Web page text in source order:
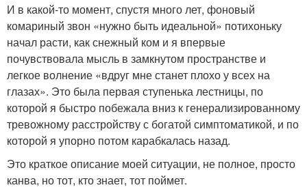
И в какой-то момент, спустя много лет, фоновый
комариный звон «нужно быть идеальной» потихоньку
начал расти, как снежный ком и я впервые
почувствовала мысль в замкнутом пространстве и
легкое волнение «вдруг мне станет плохо у всех на
глазах». Это была первая ступенька лестницы, по
которой я быстро побежала вниз к генерализированному
тревожному расстройству с богатой симптоматикой, и по
которой я упорно потом карабкалась назад.
Это краткое описание моей ситуации, не полное, просто
канва, но тот, кто знает, тот поймет.